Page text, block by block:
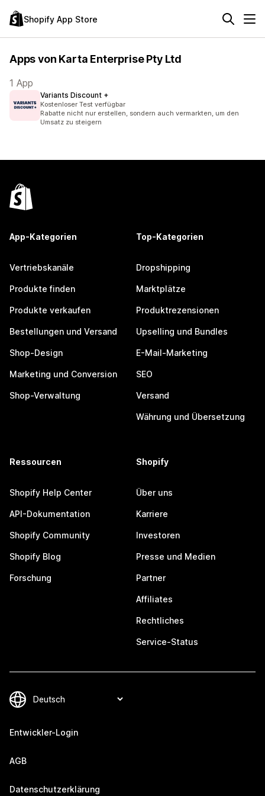
Shopify App Store
Apps von Karta Enterprise Pty Ltd
1 App
Variants Discount +
Kostenloser Test verfügbar
Rabatte nicht nur erstellen, sondern auch vermarkten, um den
Umsatz zu steigern
App-Kategorien
Vertriebskanäle
Produkte finden
Produkte verkaufen
Bestellungen und Versand
Shop-Design
Marketing und Conversion
Shop-Verwaltung
Top-Kategorien
Dropshipping
Marktplätze
Produktrezensionen
Upselling und Bundles
E-Mail-Marketing
SEO
Versand
Währung und Übersetzung
Ressourcen
Shopify Help Center
API-Dokumentation
Shopify Community
Shopify Blog
Forschung
Shopify
Über uns
Karriere
Investoren
Presse und Medien
Partner
Affiliates
Rechtliches
Service-Status
Entwickler-Login
AGB
Datenschutzerklärung